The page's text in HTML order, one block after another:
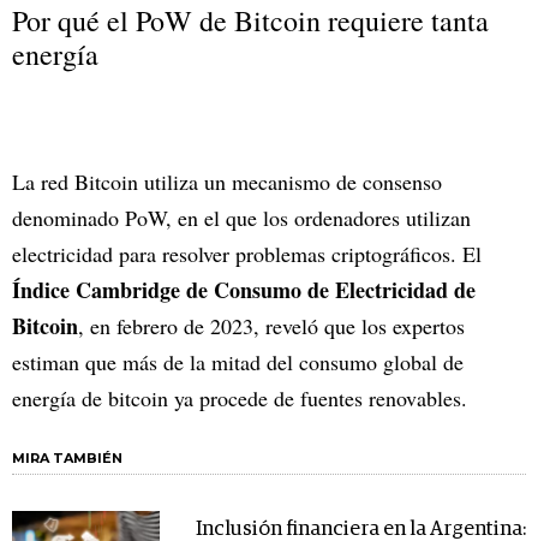
Por qué el PoW de Bitcoin requiere tanta
energía
La red Bitcoin utiliza un mecanismo de consenso
denominado PoW, en el que los ordenadores utilizan
electricidad para resolver problemas criptográficos. El
Índice Cambridge de Consumo de Electricidad de
Bitcoin, en febrero de 2023, reveló que los expertos
estiman que más de la mitad del consumo global de
energía de bitcoin ya procede de fuentes renovables.
MIRA TAMBIÉN
Inclusión financiera en la Argentina: